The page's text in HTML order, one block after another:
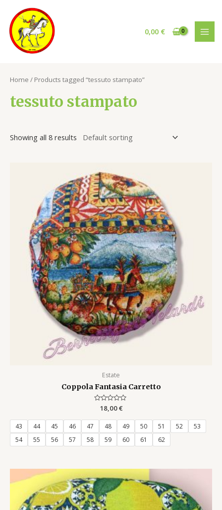
contenuto
0,00 €
Home / Products tagged “tessuto stampato”
tessuto stampato
Showing all 8 results
Estate
Coppola Fantasia Carretto
Rated
out
18,00€
43 44 45 46 47 48 49 50 51 52
53
54
55 56 57 58 59 60 61 62